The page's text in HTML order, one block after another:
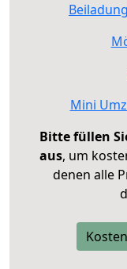
Mini
Bitte füllen
aus, um
denen alle